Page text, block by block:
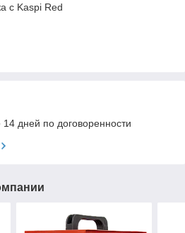
с Kaspi Red
14 дней по договоренности